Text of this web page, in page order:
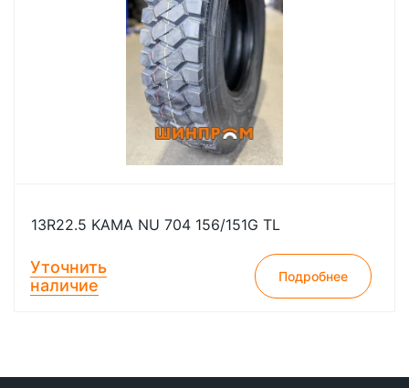
13R22.5 KAMA NU 704 156/151G TL
Уточнить
наличие
Подробнее